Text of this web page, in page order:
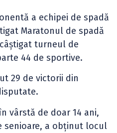
a echipei de spadă
Maratonul de spadă
turneul de
44 de sportive.
29 de victorii din
vârstă de doar 14 ani,
senioare, a obținut locul